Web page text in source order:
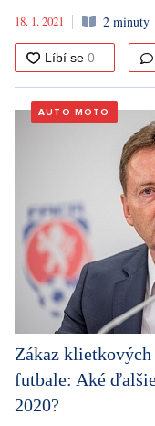
18. 1. 2021
2 minuty
AUTO MOTO
Zákaz
futbale: Aké
2020?